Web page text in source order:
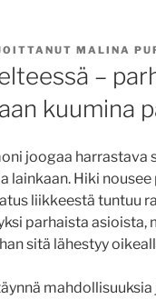
MALINA
–
kuumina
joogaa harrastava
lainkaan. Hiki
liikkeestä tuntuu
parhaista
sitä lähestyy